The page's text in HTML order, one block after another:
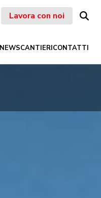
Lavora con noi
NEWSCANTIERICONTATTI